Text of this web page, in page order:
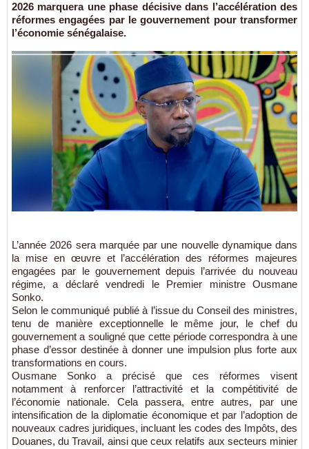
2026 marquera une phase décisive dans l’accélération des
réformes engagées par le gouvernement pour transformer
l’économie sénégalaise.
L’année 2026 sera marquée par une nouvelle dynamique dans
la mise en œuvre et l’accélération des réformes majeures
engagées par le gouvernement depuis l’arrivée du nouveau
régime, a déclaré vendredi le Premier ministre Ousmane
Sonko.
Selon le communiqué publié à l’issue du Conseil des ministres,
tenu de manière exceptionnelle le même jour, le chef du
gouvernement a souligné que cette période correspondra à une
phase d’essor destinée à donner une impulsion plus forte aux
transformations en cours.
Ousmane Sonko a précisé que ces réformes visent
notamment à renforcer l’attractivité et la compétitivité de
l’économie nationale. Cela passera, entre autres, par une
intensification de la diplomatie économique et par l’adoption de
nouveaux cadres juridiques, incluant les codes des Impôts, des
Douanes, du Travail, ainsi que ceux relatifs aux secteurs minier